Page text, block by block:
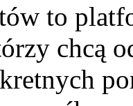
to
chcą